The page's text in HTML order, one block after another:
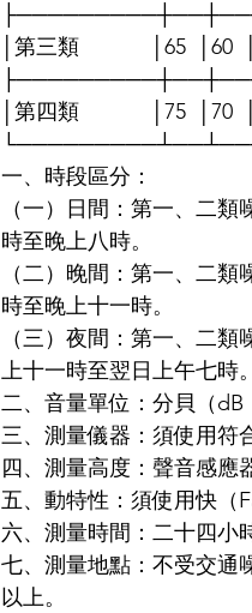
│第三類            │65  │60
│第四類            │75  │70
一、時段區分：
（一）日間：第一、二
時至晚上八時。
（二）晚間：第一、二
時至晚上十一時。
（三）夜間：第一、二
上十一時至翌日上午七時。
二、音量單位：分貝（dB
三、測量儀器：須使用符
四、測量高度：聲音感應
五、動特性：須使用快（
六、測量時間：二十四小
七、測量地點：不受交通
以上。